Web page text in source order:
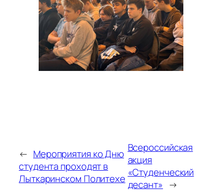
← Мероприятия ко Дню
студента проходят в
Лыткаринском Политехе
Всероссийская
акция
«Студенческий
десант» →